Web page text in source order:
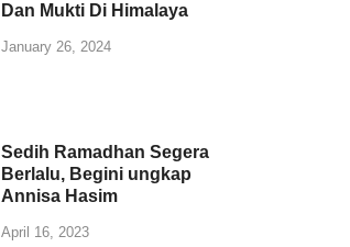
Dan Mukti Di Himalaya
January 26, 2024
Sedih Ramadhan Segera
Berlalu, Begini ungkap
Annisa Hasim
April 16, 2023